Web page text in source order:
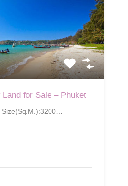
Land for Sale – Phuket
Size(Sq.M.):3200…